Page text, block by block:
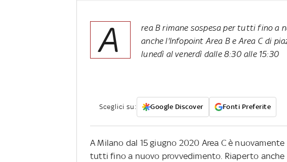
A
rea B rimane sospesa per tutti fino a
anche l'Infopoint Area B e Area C di
lunedì al venerdì dalle 8:30 alle 15:30
Sceglici su: Google Discover Fonti Preferite
A Milano dal 15 giugno 2020 Area C è
tutti fino a nuovo provvedimento. Riaperto anche